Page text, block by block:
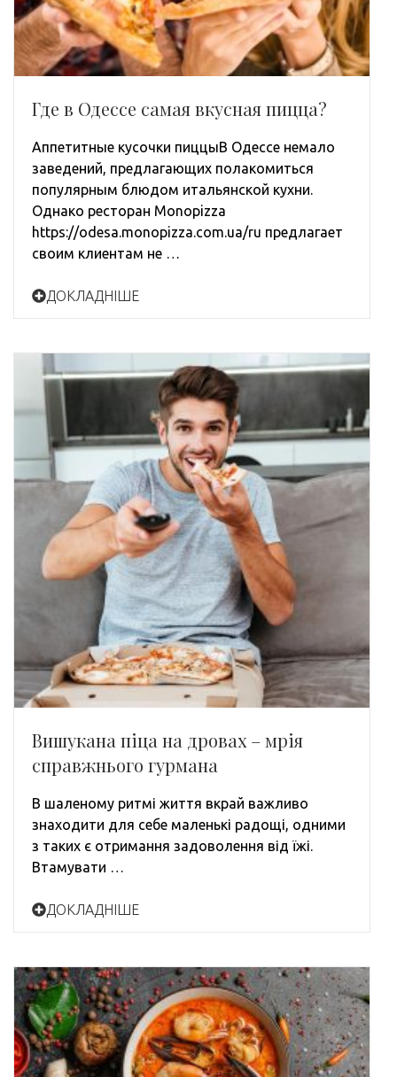
Где в Одессе самая вкусная пицца?
Аппетитные кусочки пиццыВ Одессе немало
заведений, предлагающих полакомиться
популярным блюдом итальянской кухни.
Однако ресторан Monopizza
https://odesa.monopizza.com.ua/ru предлагает
своим клиентам не …
ДОКЛАДНІШЕ
Вишукана піца на дровах – мрія
справжнього гурмана
В шаленому ритмі життя вкрай важливо
знаходити для себе маленькі радощі, одними
з таких є отримання задоволення від їжі.
Втамувати …
ДОКЛАДНІШЕ